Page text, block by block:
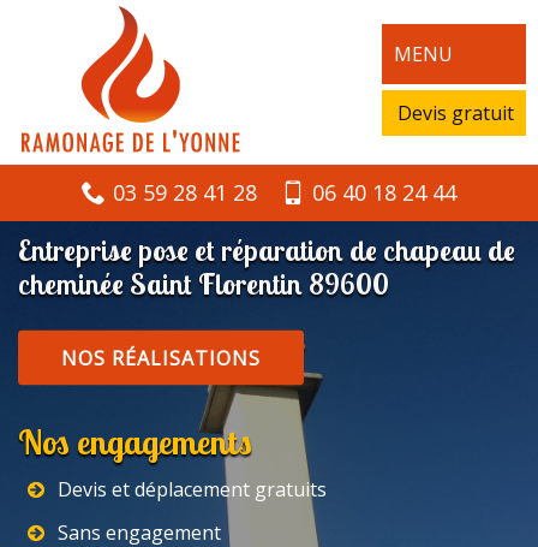
MENU
Devis gratuit
03 59 28 41 28 06 40 18 24 44
Entreprise pose et réparation de chapeau de
cheminée Saint Florentin 89600
NOS RÉALISATIONS
Nos engagements
Devis et déplacement gratuits
Sans engagement